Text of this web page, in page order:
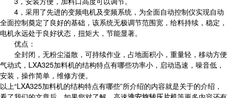
4，采用了先进的变频电机及变频系统，为全面自动控制仪实现自动
全面控制奠定了良好的基础，该系统无极调节范围宽，给料持续，稳定，
电机永远处于良好状态，扭矩大，节能显著。
优点：
全封闭，无粉尘溢散，可持续作业，占地面积小，重量轻，移动方便
气动式，LXA325加料机的结构特点有哪些功率小，启动迅速，噪音低，
安装，操作简单，维修方便。
以上“LXA325加料机的结构特点有哪些”所介绍的内容就是关于的介绍，